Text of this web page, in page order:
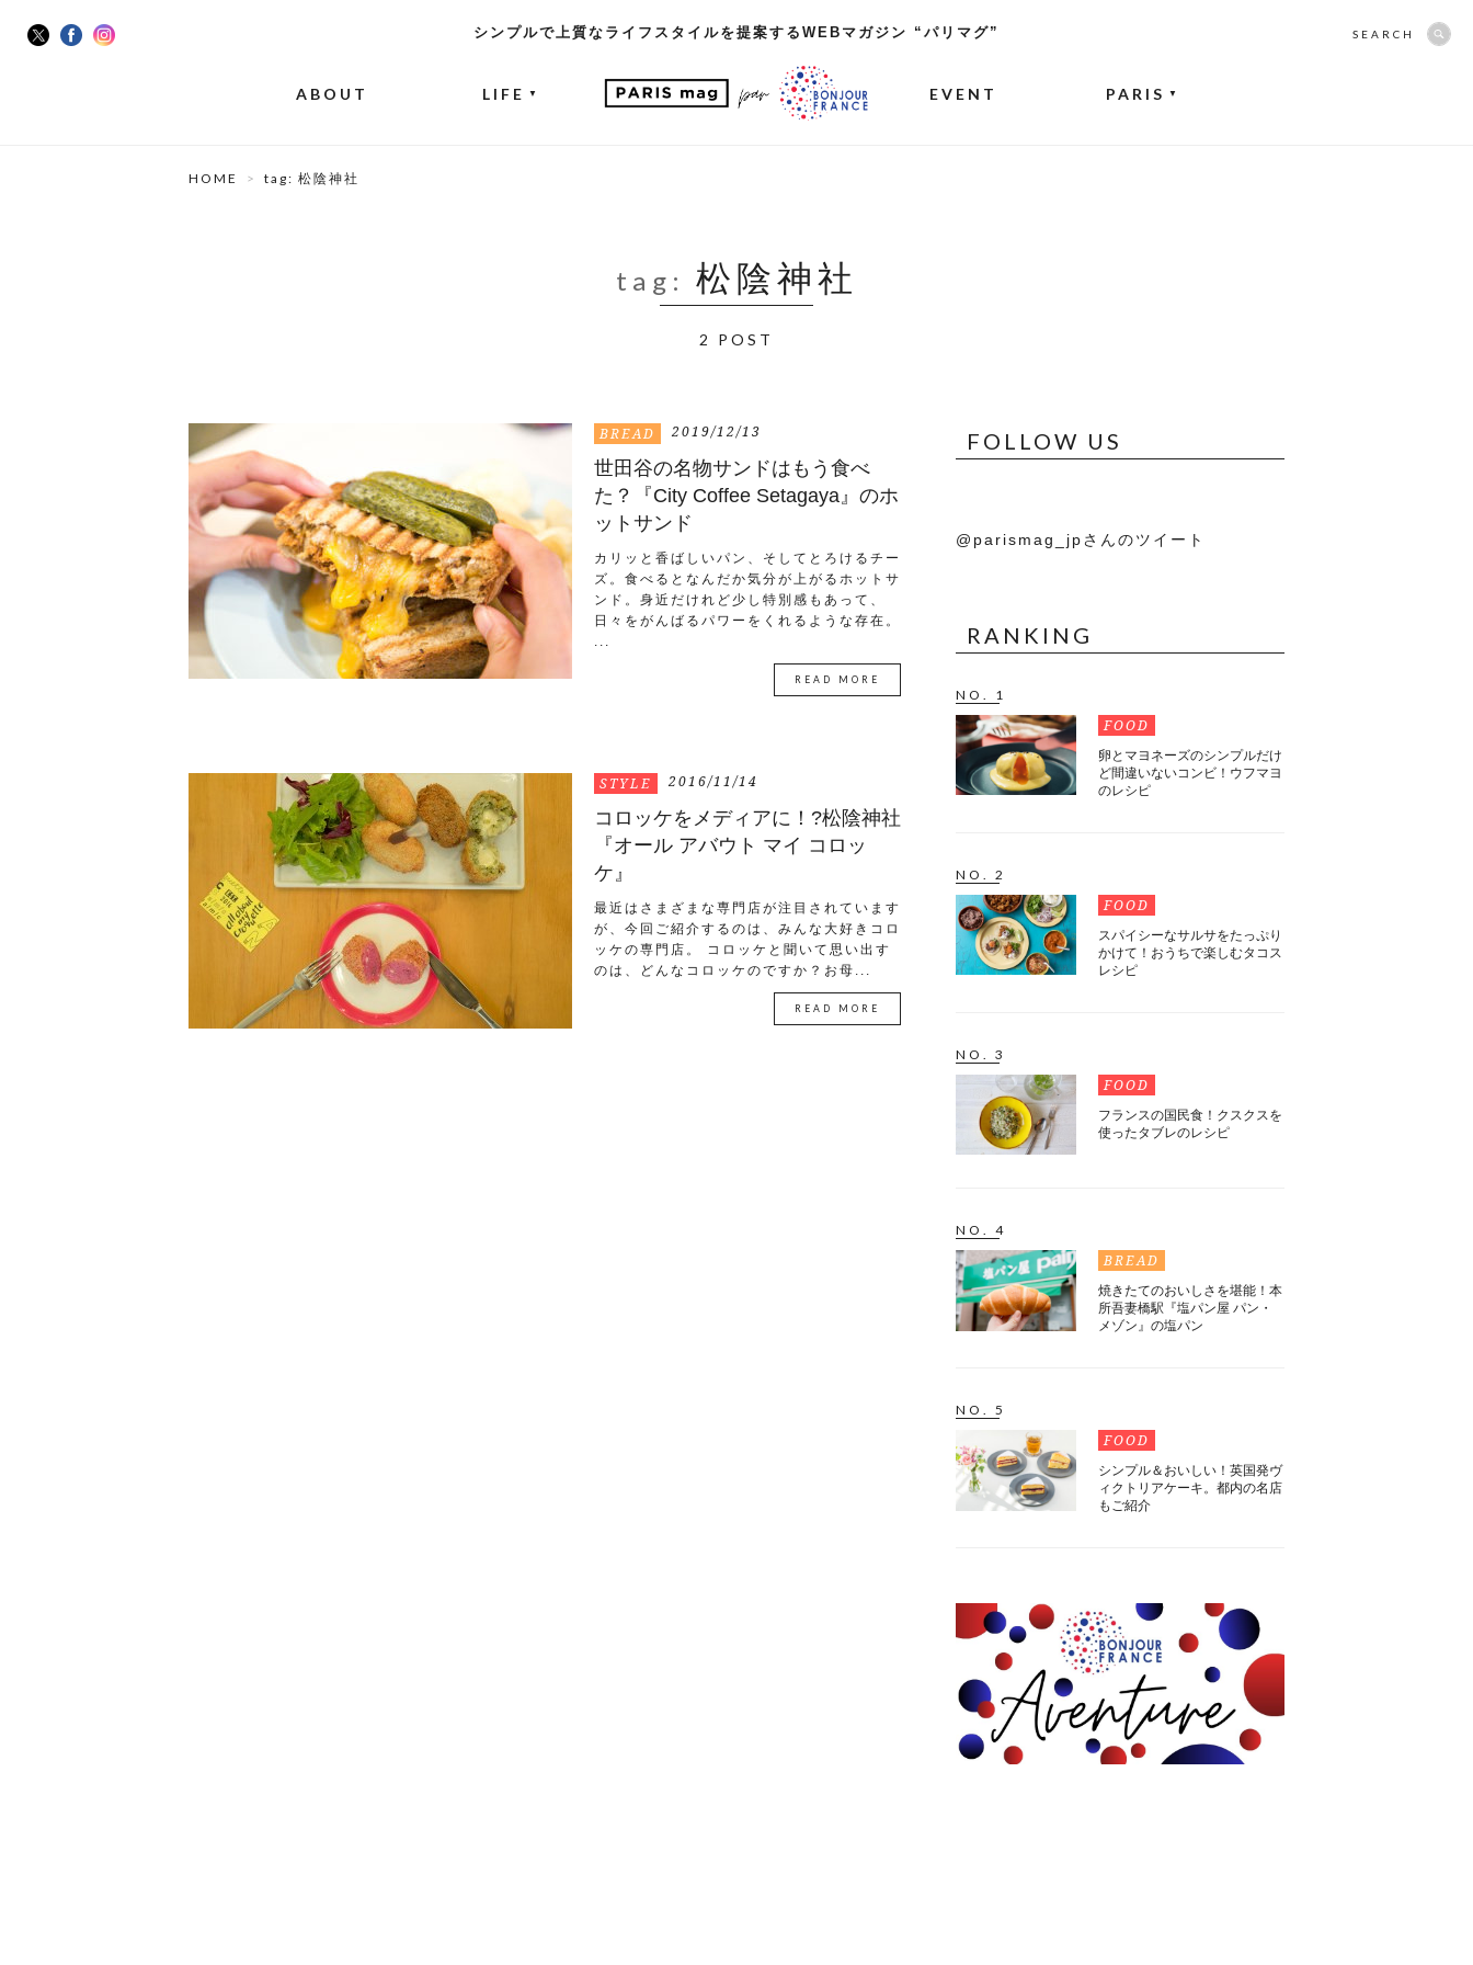
シンプルで上質なライフスタイルを提案するWEBマガジン “パリマグ”
ABOUT LIFE ▼ EVENT PARIS ▼
SEARCH
HOME tag: 松陰神社
tag: 松陰神社
2 POST
BREAD 2019/12/13
世田谷の名物サンドはもう食べ
た？『City Coffee Setagaya』のホ
ットサンド
カリッと香ばしいパン、そしてとろけるチー
ズ。食べるとなんだか気分が上がるホットサ
ンド。身近だけれど少し特別感もあって、
日々をがんばるパワーをくれるような存在。
...
READ MORE
STYLE 2016/11/14
コロッケをメディアに！?松陰神社
『オール アバウト マイ コロッ
ケ』
最近はさまざまな専門店が注目されています
が、今回ご紹介するのは、みんな大好きコロ
ッケの専門店。 コロッケと聞いて思い出す
のは、どんなコロッケのですか？お母...
READ MORE
FOLLOW US
@parismag_jpさんのツイート
RANKING
NO. 1
FOOD
卵とマヨネーズのシンプルだけ
ど間違いないコンビ！ウフマヨ
のレシピ
NO. 2
FOOD
スパイシーなサルサをたっぷり
かけて！おうちで楽しむタコス
レシピ
NO. 3
FOOD
フランスの国民食！クスクスを
使ったタブレのレシピ
NO. 4
BREAD
焼きたてのおいしさを堪能！本
所吾妻橋駅『塩パン屋 パン・
メゾン』の塩パン
NO. 5
FOOD
シンプル＆おいしい！英国発ヴ
ィクトリアケーキ。都内の名店
もご紹介